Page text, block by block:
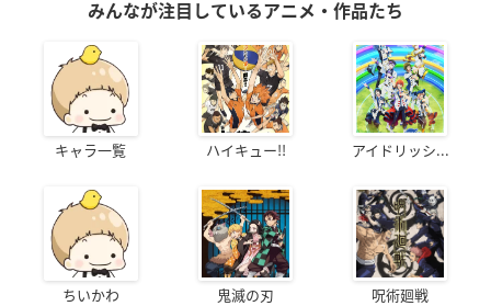
みんなが注目しているアニメ・作品たち
キャラ一覧 ハイキュー!! アイドリッシ...
ちいかわ 鬼滅の刃 呪術廻戦